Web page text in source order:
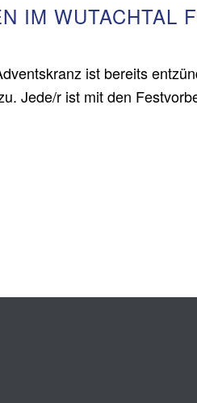
IM WUTACHTAL
ist bereits
Jede/r ist mit den